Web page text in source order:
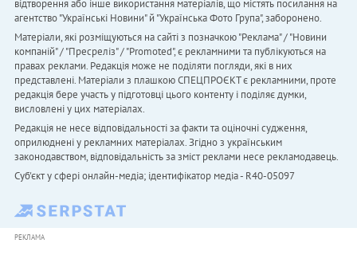
відтворення або інше використання матеріалів, що містять посилання на
агентство "Українськi Новини" й "Українська Фото Група", заборонено.
Матеріали, які розміщуються на сайті з позначкою "Реклама" / "Новини
компаній" / "Пресреліз" / "Promoted", є рекламними та публікуються на
правах реклами. Редакція може не поділяти погляди, які в них
представлені. Матеріали з плашкою СПЕЦПРОЄКТ є рекламними, проте
редакція бере участь у підготовці цього контенту і поділяє думки,
висловлені у цих матеріалах.
Редакція не несе відповідальності за факти та оціночні судження,
оприлюднені у рекламних матеріалах. Згідно з українським
законодавством, відповідальність за зміст реклами несе рекламодавець.
Cуб'єкт у сфері онлайн-медіа; ідентифікатор медіа - R40-05097
РЕКЛАМА